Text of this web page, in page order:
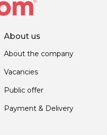
About us
About the company
Vacancies
Public offer
Payment & Delivery